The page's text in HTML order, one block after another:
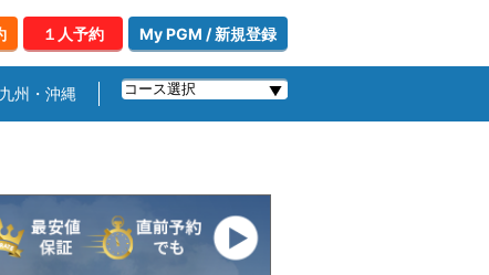
１人予約 My PGM / 新規登録
九州・沖縄